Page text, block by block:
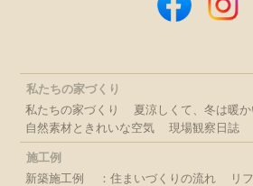
私たちの家づくり
私たちの家づくり
夏涼しくて、冬は暖か
自然素材ときれいな空気
現場観察日誌
施工例
新築施工例
：住まいづくりの流れ
リ